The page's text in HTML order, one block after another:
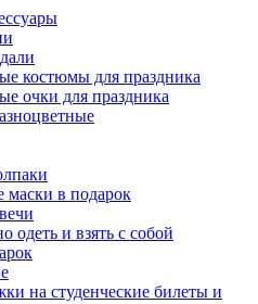
костюмы для праздника
очки для праздника
маски в подарок
одеть и взять с собой
на студенческие билеты и